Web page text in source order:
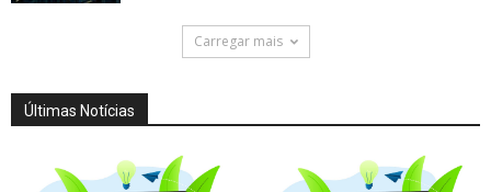
Carregar mais
Últimas Notícias